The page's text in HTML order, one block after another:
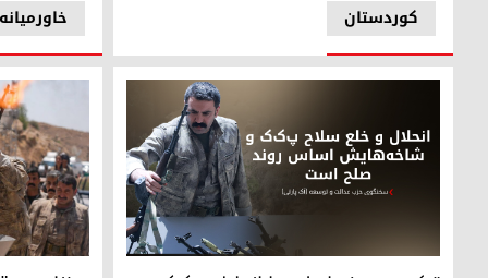
کوردستان خاورمیانه
ترکیه: هدف اصلی ما انحلال پ‌ک‌ک و تمامی شاخه‌های آن
روزنامه‌ی